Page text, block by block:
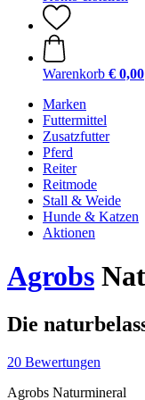
Warenkorb € 0,00
Marken
Futtermittel
Zusatzfutter
Pferd
Reiter
Reitmode
Stall & Weide
Hunde & Katzen
Aktionen
Agrobs
Die
20 Bewertungen
Agrobs Naturmineral